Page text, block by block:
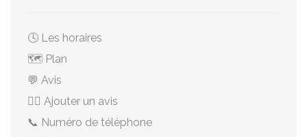
🕓 Les horaires
🗺️ Plan
💬 Avis
✍🏻 Ajouter un avis
📞 Numéro de téléphone